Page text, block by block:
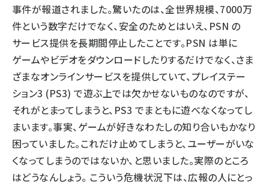
事件が報道されました。驚いたのは、全世界規模、7000万
件という数字だけでなく、安全のためとはいえ、PSN の
サービス提供を長期間停止したことです。PSN は単に
ゲームやビデオをダウンロードしたりするだけでなく、さま
ざまなオンラインサービスを提供していて、プレイステー
ション3 (PS3) で遊ぶ上では欠かせないものなのですが、
それがとまってしまうと、PS3 でまともに遊べなくなってし
まいます。事実、ゲームが好きなわたしの知り合いもかなり
困っていました。これだけ止めてしまうと、ユーザーがいな
くなってしまうのではないか、と思いました。実際のところ
はどうなんしょう。 こういう危機状況下は、広報の人にとっ